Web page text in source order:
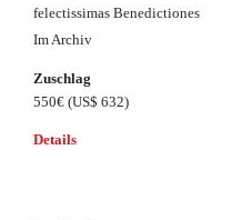
felectissimas Benedictiones
Im Archiv
Zuschlag
550€(US$ 632)
Details